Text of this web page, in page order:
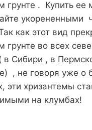
грунте . Купить ее
укорененными
как этот вид
грунте во всех
в Сибири , в
, не говоря уже о
эти хризантемы
на клумбах!